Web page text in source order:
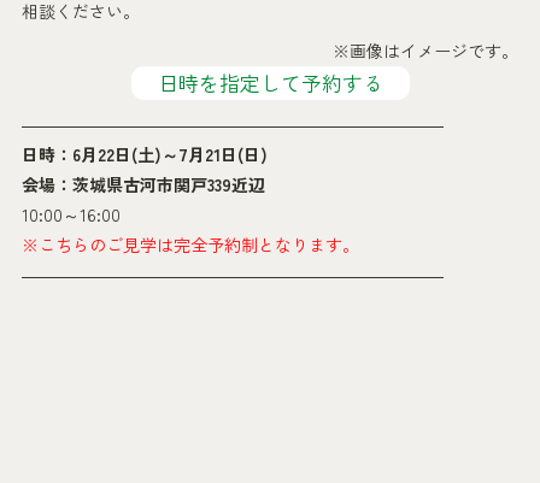
相談ください。
※画像はイメージです。
日時を指定して予約する
―――――――――――――――――――――――――
日時：6月22日(土)～7月21日(日)
会場：茨城県古河市関戸339近辺
10:00～16:00
※こちらのご見学は完全予約制となります。
―――――――――――――――――――――――――